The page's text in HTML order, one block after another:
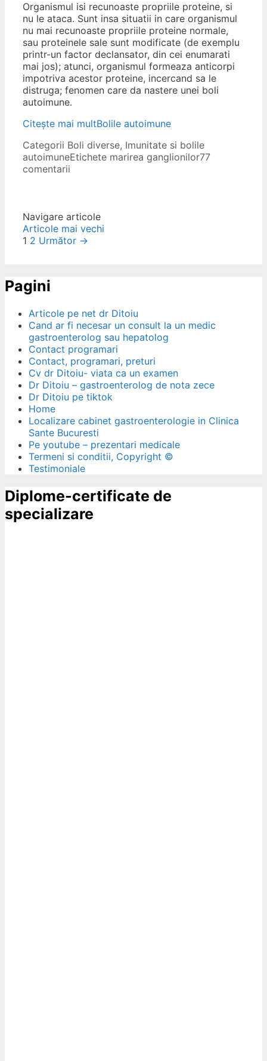
Organismul isi recunoaste propriile proteine, si
nu le ataca. Sunt insa situatii in care organismul
nu mai recunoaste propriile proteine normale,
sau proteinele sale sunt modificate (de exemplu
printr-un factor declansator, din cei enumarati
mai jos); atunci, organismul formeaza anticorpi
impotriva acestor proteine, incercand sa le
distruga; fenomen care da nastere unei boli
autoimune.
Citește mai multBolile autoimune
Categorii Boli diverse, Imunitate si bolile
autoimuneEtichete marirea ganglionilor77
comentarii
Navigare articole
Articole mai vechi
1 2 Următor →
Pagini
Articole pe net dr Ditoiu
Cand ar fi necesar un consult la un medic
gastroenterolog sau hepatolog
Contact programari
Contact, programari, preturi
Cv dr Ditoiu- viata ca un examen
Dr Ditoiu – gastroenterolog de nota zece
Dr Ditoiu pe tiktok
Home
Localizare cabinet gastroenterologie in Clinica
Sante Bucuresti
Pe youtube – prezentari medicale
Termeni si conditii, Copyright ©
Testimoniale
Diplome-certificate de
specializare